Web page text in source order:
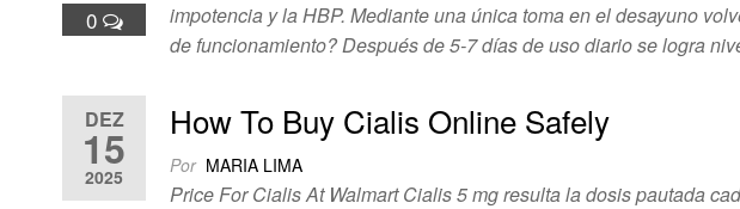
0
impotencia y la HBP. Mediante una única toma en el desayuno
de funcionamiento? Después de 5-7 días de uso diario se logra
DEZ
15
2025
How To Buy Cialis Online Safely
Por MARIA LIMA
Price For Cialis At Walmart Cialis 5 mg resulta la dosis pautada